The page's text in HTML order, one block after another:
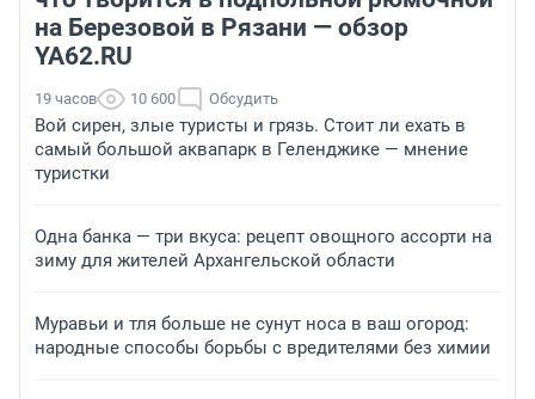
на Березовой в Рязани — обзор
YA62.RU
19 часов 10 600 Обсудить
Вой сирен, злые туристы и грязь. Стоит ли ехать в
самый большой аквапарк в Геленджике — мнение
туристки
Одна банка — три вкуса: рецепт овощного ассорти на
зиму для жителей Архангельской области
Муравьи и тля больше не сунут носа в ваш огород:
народные способы борьбы с вредителями без химии